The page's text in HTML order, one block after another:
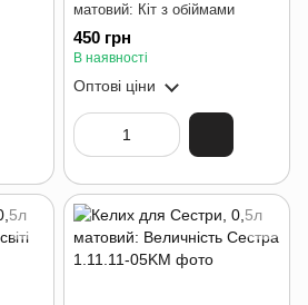
матовий: Кіт з обіймами
450 грн
В наявності
Оптові ціни